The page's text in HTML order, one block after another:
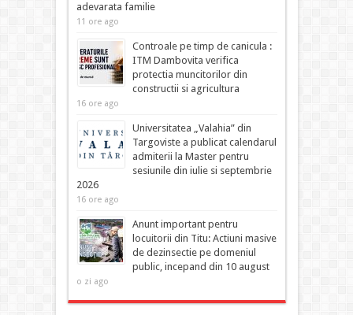
adevarata familie
11 ore ago
Controale pe timp de canicula :
ITM Dambovita verifica
protectia muncitorilor din
constructii si agricultura
16 ore ago
Universitatea „Valahia” din
Targoviste a publicat calendarul
admiterii la Master pentru
sesiunile din iulie si septembrie
2026
16 ore ago
Anunt important pentru
locuitorii din Titu: Actiuni masive
de dezinsectie pe domeniul
public, incepand din 10 august
o zi ago